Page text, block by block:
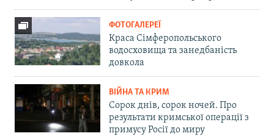
ФОТОГАЛЕРЕЇ
Краса Сімферопольського
водосховища та занедбаність
довкола
ВІЙНА ТА КРИМ
Сорок днів, сорок ночей. Про
результати кримської операції з
примусу Росії до миру